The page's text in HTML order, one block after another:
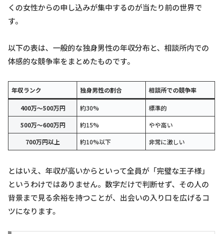
くの女性からの申し込みが集中するのが当たり前の世界で
す。
以下の表は、一般的な独身男性の年収分布と、相談所内での
体感的な競争率をまとめたものです。
年収ランク 独身男性の割合 相談所での競争率
400万〜500万円 約30%
標準的
500万〜600万円
約15%
やや高い
700万円以上
約10%以下 非常に激しい
とはいえ、年収が高いからといって全員が「完璧な王子様」
というわけではありません。数字だけで判断せず、その人の
背景まで見る余裕を持つことが、出会いの入り口を広げるコ
ツになります。